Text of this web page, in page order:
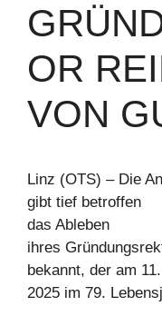
OR
VON
Linz (OTS) – Die
gibt tief betroffen
das Ableben
ihres
bekannt, der am
2025 im 79.